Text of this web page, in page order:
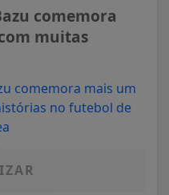
comemora
muitas